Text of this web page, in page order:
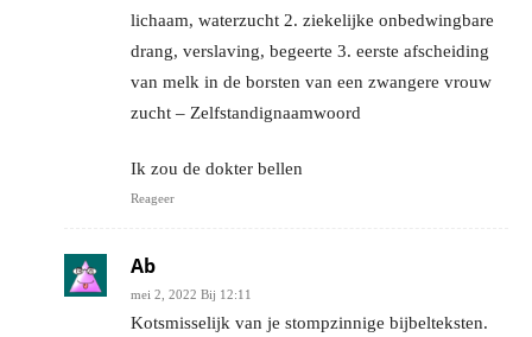
lichaam, waterzucht 2. ziekelijke onbedwingbare
drang, verslaving, begeerte 3. eerste afscheiding
van melk in de borsten van een zwangere vrouw
zucht – Zelfstandignaamwoord
Ik zou de dokter bellen
Reageer
Ab
mei 2, 2022 Bij 12:11
Kotsmisselijk van je stompzinnige bijbelteksten.